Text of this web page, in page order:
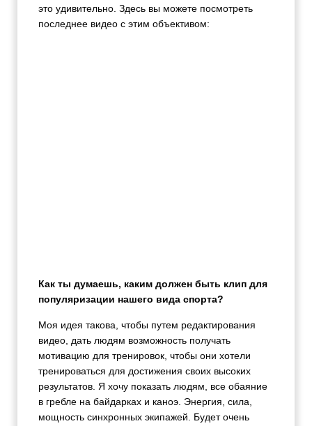
это удивительно. Здесь вы можете посмотреть
последнее видео с этим объективом:
Как ты думаешь, каким должен быть клип для
популяризации нашего вида спорта?
Моя идея такова, чтобы путем редактирования
видео, дать людям возможность получать
мотивацию для тренировок, чтобы они хотели
тренироваться для достижения своих высоких
результатов. Я хочу показать людям, все обаяние
в гребле на байдарках и каноэ. Энергия, сила,
мощность синхронных экипажей. Будет очень